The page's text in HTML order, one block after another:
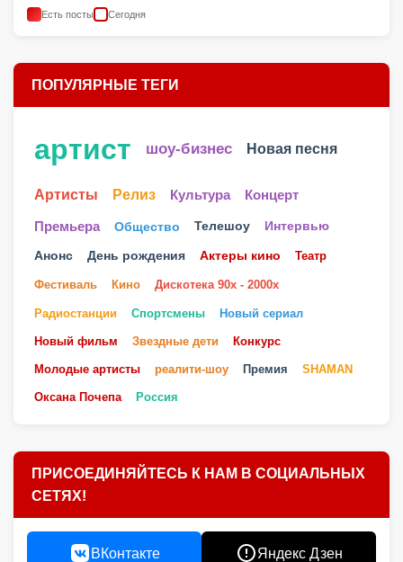
Есть посты Сегодня
ПОПУЛЯРНЫЕ ТЕГИ
артист шоу-бизнес Новая песня
Артисты Релиз Культура Концерт
Премьера Общество Телешоу Интервью
Анонс День рождения Актеры кино Театр
Фестиваль Кино Дискотека 90х - 2000х
Радиостанции Спортсмены Новый сериал
Новый фильм Звездные дети Конкурс
Молодые артисты реалити-шоу Премия SHAMAN
Оксана Почепа Россия
ПРИСОЕДИНЯЙТЕСЬ К НАМ В СОЦИАЛЬНЫХ
СЕТЯХ!
ВКонтакте Яндекс Дзен